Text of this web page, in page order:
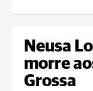
Neusa
morre
Grossa